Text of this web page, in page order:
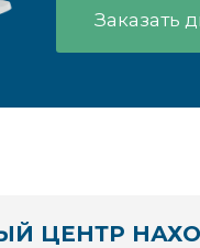
Заказать
ЦЕНТР